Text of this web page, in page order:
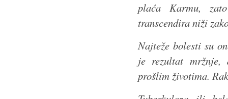
plaća Karmu,
transcendira niži
Najteže bolesti su
je rezultat
prošlim životima.